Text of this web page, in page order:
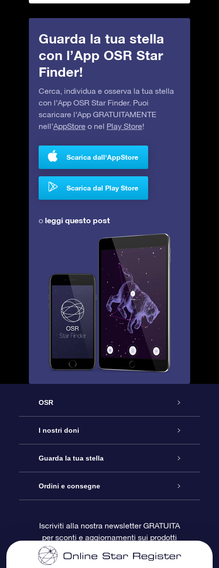
Guarda la tua stella
con l’App OSR Star
Finder!
Cerca, individua e osserva la tua stella
con l’App OSR Star Finder. Puoi
scaricare l’App GRATUITAMENTE
nell’AppStore o nel Play Store!
Scarica dall'AppStore
Scarica dal Play Store
o leggi questo post
OSR
Assistenza
Contattaci
Blog
OSR Recensioni
I nostri doni
Online Star Gift
Pacchetto regalo OSR
Gift Card OSR
Guarda la tua stella
Registro stellare
Star Page personalizzata
Ordini e consegne
Informazioni di Pagamento
Iscriviti alla nostra newsletter GRATUITA
per sconti e aggiornamenti sui prodotti